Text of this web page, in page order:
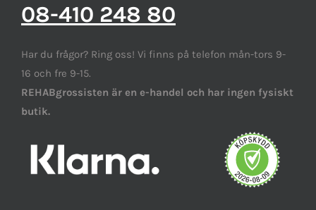
08-410 248 80
Har du frågor? Ring oss! Vi finns på telefon mån-tors 9-
16 och fre 9-15.
REHABgrossisten är en e-handel och har ingen fysiskt
butik.